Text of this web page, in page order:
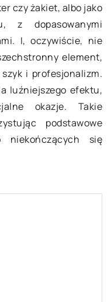
czy żakiet, albo jako
z dopasowanymi
I, oczywiście, nie
element,
i profesjonalizm.
luźniejszego efektu,
okazje. Takie
podstawowe
się